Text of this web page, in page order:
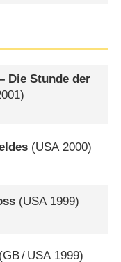
Die Stunde der
(USA 2000)
(USA 1999)
(GB/ USA1999)